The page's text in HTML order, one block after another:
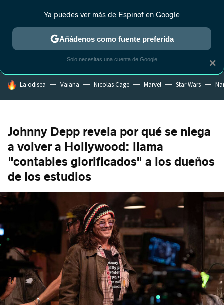
MENÚ NUEVO
ESTRENOS REALITY ANIME RANKINGS CINE
HOY SE HABLA DE
La odisea Vaiana Nicolas Cage Marvel Star Wars
Johnny Depp revela por qué se niega
a volver a Hollywood: llama
"contables glorificados" a los dueños
de los estudios
×
Ya puedes ver más de Espinof en Google
Añádenos como fuente preferida
Solo necesitas una cuenta de Google